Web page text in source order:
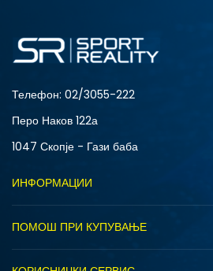
Телефон: 02/3055-222
Перо Наков 122а
1047 Скопје - Гази баба
ИНФОРМАЦИИ
Правила на Sport&Bonus програмата
ПОМОШ ПРИ КУПУВАЊЕ